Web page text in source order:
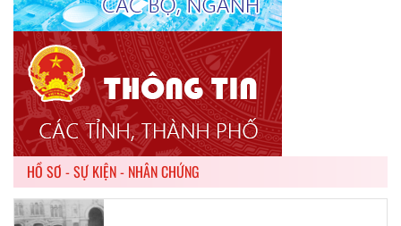
HỒ SƠ - SỰ KIỆN - NHÂN CHỨNG